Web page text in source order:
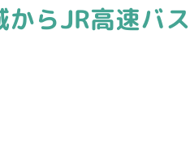
からJR高速